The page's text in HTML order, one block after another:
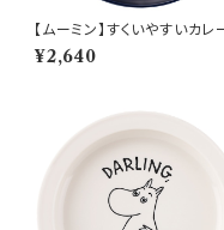
【ムーミン】すくいやすいカレ
（スナフキン）【MM9000】
9003-320
¥2,640